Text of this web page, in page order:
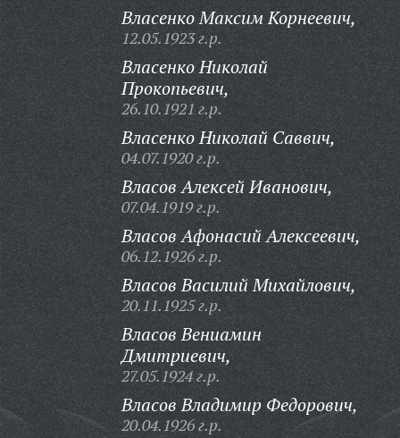
Власенко Максим Корнеевич,
12.05.1923 г.р.
Власенко Николай
Прокопьевич,
26.10.1921 г.р.
Власенко Николай Саввич,
04.07.1920 г.р.
Власов Алексей Иванович,
07.04.1919 г.р.
Власов Афонасий Алексеевич,
06.12.1926 г.р.
Власов Василий Михайлович,
20.11.1925 г.р.
Власов Вениамин
Дмитриевич,
27.05.1924 г.р.
Власов Владимир Федорович,
20.04.1926 г.р.